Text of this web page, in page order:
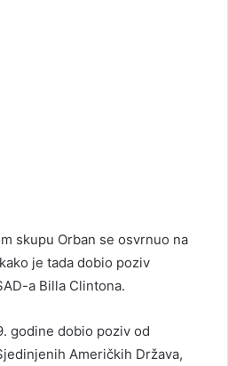
skupu Orban se osvrnuo na
je tada dobio poziv
a Billa Clintona.
godine dobio poziv od
Američkih Država,